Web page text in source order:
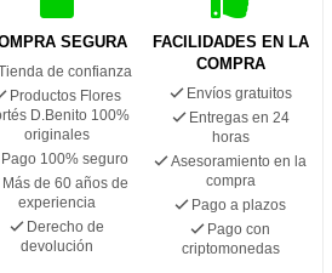
SEGURA
de confianza
Productos Flores
D.Benito 100%
originales
Pago 100% seguro
Más de 60 años de
experiencia
Derecho de
devolución
FACILIDADES EN LA
COMPRA
Envíos gratuitos
Entregas en 24
horas
Asesoramiento en la
compra
Pago a plazos
Pago con
criptomonedas